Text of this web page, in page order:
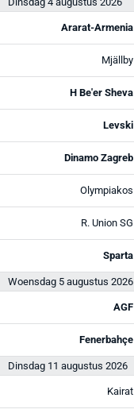
Ararat-Armenia
Mjällby
H Be'er Sheva
Levski
Dinamo Zagreb
Olympiakos
R. Union SG
Sparta
Woensdag 5 augustus 2026
AGF
Fenerbahçe
Dinsdag 11 augustus 2026
Kairat